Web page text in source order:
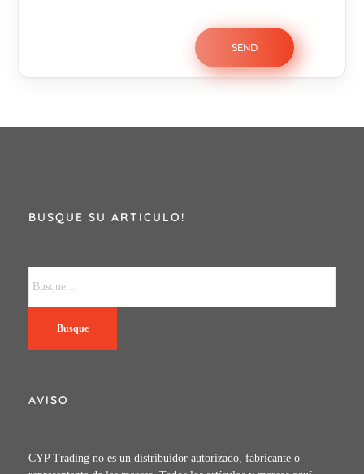
BUSQUE SU ARTICULO!
Busque
AVISO
CYP Trading no es un distribuidor autorizado, fabricante o